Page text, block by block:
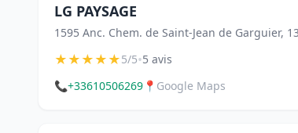
LG PAYSAGE
1595 Anc. Chem. de Saint-Jean de Garguier,
★★★★★5/5•5 avis
📞+33610506269 📍 Google Maps